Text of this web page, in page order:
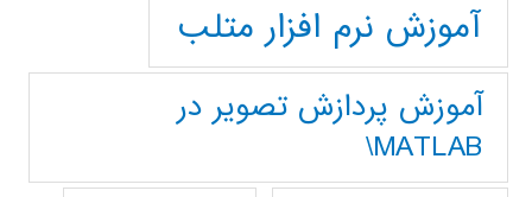
آموزش نرم افزار متلب
آموزش پردازش تصوير در
MATLAB\